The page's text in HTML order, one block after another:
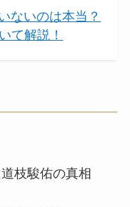
ないのは本当？
て解説！
枝駿佑の真相